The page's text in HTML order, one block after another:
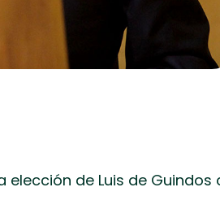
elección de Luis de